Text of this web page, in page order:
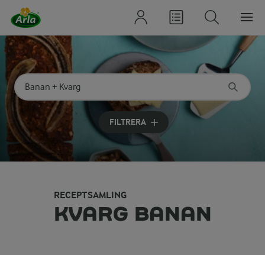
Sök på kategori eller ingrediens
Skriv in sökord för att få förslag
FILTRERA
RECEPTSAMLING
KVARG BANAN